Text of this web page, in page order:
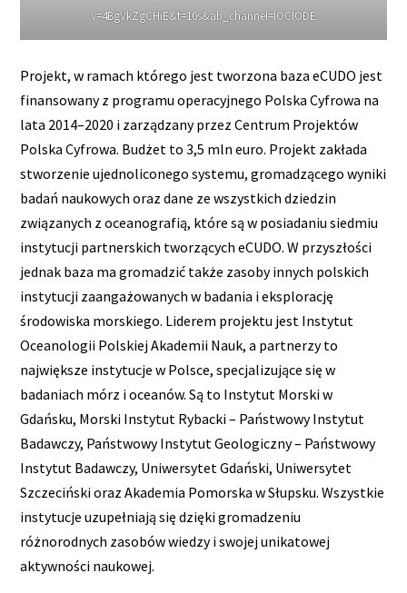
v=4BgVkZgCHiE&t=10s&ab_channel=IOCIODE
Projekt, w ramach którego jest tworzona baza eCUDO jest
finansowany z programu operacyjnego Polska Cyfrowa na
lata 2014–2020 i zarządzany przez Centrum Projektów
Polska Cyfrowa. Budżet to 3,5 mln euro. Projekt zakłada
stworzenie ujednoliconego systemu, gromadzącego wyniki
badań naukowych oraz dane ze wszystkich dziedzin
związanych z oceanografią, które są w posiadaniu siedmiu
instytucji partnerskich tworzących eCUDO. W przyszłości
jednak baza ma gromadzić także zasoby innych polskich
instytucji zaangażowanych w badania i eksplorację
środowiska morskiego. Liderem projektu jest Instytut
Oceanologii Polskiej Akademii Nauk, a partnerzy to
największe instytucje w Polsce, specjalizujące się w
badaniach mórz i oceanów. Są to Instytut Morski w
Gdańsku, Morski Instytut Rybacki – Państwowy Instytut
Badawczy, Państwowy Instytut Geologiczny – Państwowy
Instytut Badawczy, Uniwersytet Gdański, Uniwersytet
Szczeciński oraz Akademia Pomorska w Słupsku. Wszystkie
instytucje uzupełniają się dzięki gromadzeniu
różnorodnych zasobów wiedzy i swojej unikatowej
aktywności naukowej.